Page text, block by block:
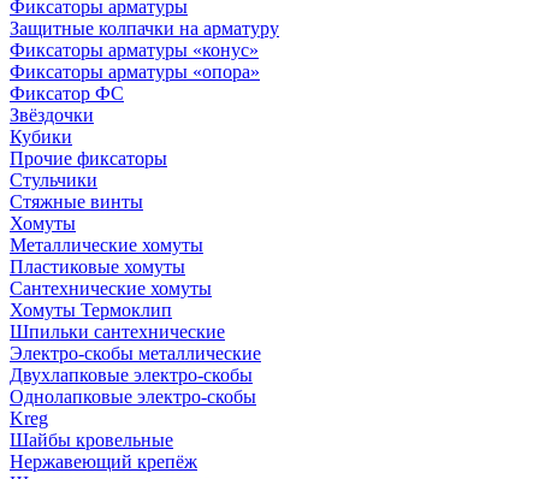
Фиксаторы арматуры
Защитные колпачки на арматуру
Фиксаторы арматуры «конус»
Фиксаторы арматуры «опора»
Фиксатор ФС
Звёздочки
Кубики
Прочие фиксаторы
Стульчики
Стяжные винты
Хомуты
Металлические хомуты
Пластиковые хомуты
Сантехнические хомуты
Хомуты Термоклип
Шпильки сантехнические
Электро-скобы металлические
Двухлапковые электро-скобы
Однолапковые электро-скобы
Kreg
Шайбы кровельные
Нержавеющий крепёж